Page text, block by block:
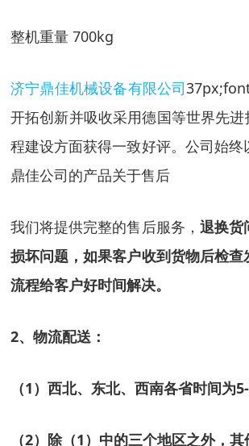
整机重量 700kg
济宁鼎佳机械设备有限公司
开拓创新并吸收采用德国等世界先
程建设方面获得一致好评。公司始
鼎佳公司的产品关于售后
我们将提供完整的售后服务， 退换货
损坏问题，如果客户收到货物后检
流程给客户好时间解决。
2、物流配送：
（1）西北、东北、西南各省时间为
（2）除（1）中的三个地区之外，